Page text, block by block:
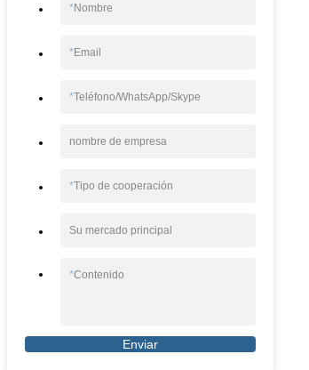
*Nombre
*Email
*Teléfono/WhatsApp/Skype
nombre de empresa
*Tipo de cooperación
Su mercado principal
*Contenido
Enviar